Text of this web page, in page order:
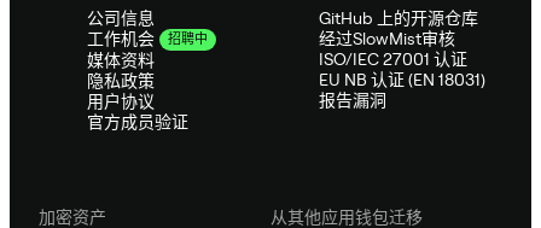
公司信息
工作机会
招聘中
媒体资料
隐私政策
用户协议
官方成员验证
GitHub 上的开源仓库
经过SlowMist审核
ISO/IEC 27001 认证
EU NB 认证 (EN 18031)
报告漏洞
加密资产
从其他应用钱包迁移